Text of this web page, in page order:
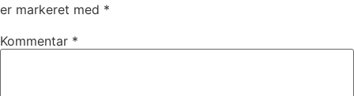
er markeret med *
Kommentar *